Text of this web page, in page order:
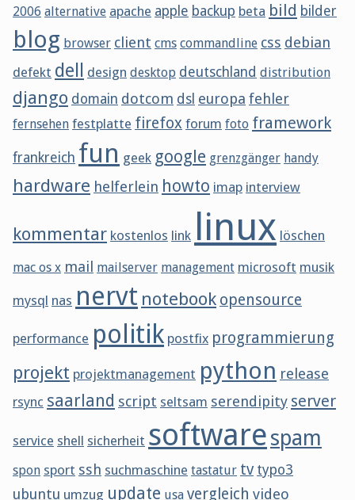
2006 alternative apache apple backup beta bild bilder
blog browser client cms commandline css debian
defekt dell design desktop deutschland distribution
django domain dotcom dsl europa fehler
fernsehen festplatte firefox forum foto framework
frankreich fun geek google grenzgänger handy
hardware helferlein howto imap interview
kommentar kostenlos link linux löschen
mac os x mail mailserver management microsoft musik
mysql nas nervt notebook opensource
performance politik postfix programmierung
projekt projektmanagement python release
rsync saarland script seltsam serendipity server
service shell sicherheit softwarespam
spon sport ssh suchmaschine tastatur tv typo3
ubuntu umzug update usa vergleich video